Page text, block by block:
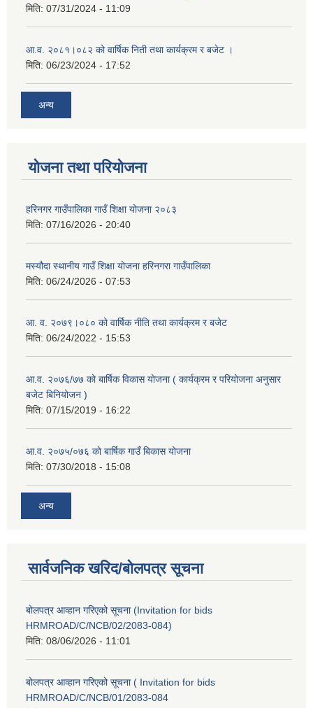
मिति: 07/31/2024 - 11:09
आ.व. २०८१।०८२ को वार्षिक निती तथा कार्यक्रम र बजेट ।
मिति: 06/23/2024 - 17:52
अन्य
योजना तथा परियोजना
हरिनगर गाउँपालिका गाउँ शिक्षा योजना २०८३
मिति: 07/16/2026 - 20:40
मस्यौदा स्थानीय गाउँ शिक्षा योजना हरिनगरा गाउँपालिका
मिति: 06/24/2026 - 07:53
आ. व. २०७९।०८० को वार्षिक नीति तथा कार्यक्रम र बजेट
मिति: 06/24/2022 - 15:53
आ.व. २०७६/७७ को बार्षिक विकास योजना ( कार्यक्रम र परियोजना अनुसार
बजेट बिनियोजन )
मिति: 07/15/2019 - 16:22
आ.व. २०७५/०७६ काे बार्षिक गाउँ बिकास योजना
मिति: 07/30/2018 - 15:08
अन्य
सार्वजनिक खरिद/बोलपत्र सूचना
बोलपत्र आव्हान गरिएको सूचना (Invitation for bids
HRMROAD/C/NCB/02/2083-084)
मिति: 08/06/2026 - 11:01
बोलपत्र आव्हान गरिएको सूचना ( Invitation for bids
HRMROAD/C/NCB/01/2083-084